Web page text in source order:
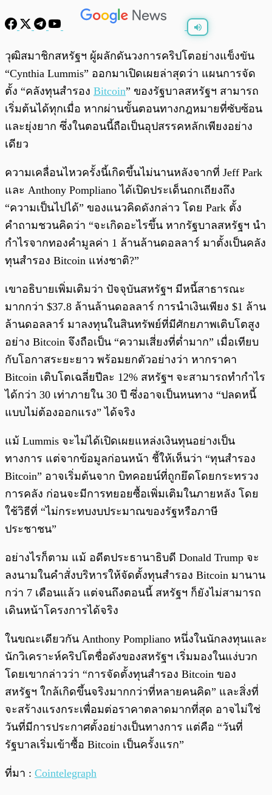
พร้อมเล่น 0:00 /0:00
วุฒิสมาชิกสหรัฐฯ ผู้ผลักดันวงการคริปโตอย่างแข็งขัน
“Cynthia Lummis” ออกมาเปิดเผยล่าสุดว่า แผนการจัด
ตั้ง “คลังทุนสำรอง Bitcoin” ของรัฐบาลสหรัฐฯ สามารถ
เริ่มต้นได้ทุกเมื่อ หากผ่านขั้นตอนทางกฎหมายที่ซับซ้อน
และยุ่งยาก ซึ่งในตอนนี้ถือเป็นอุปสรรคหลักเพียงอย่าง
เดียว
ความเคลื่อนไหวครั้งนี้เกิดขึ้นไม่นานหลังจากที่ Jeff Park
และ Anthony Pompliano ได้เปิดประเด็นถกเถียงถึง
“ความเป็นไปได้” ของแนวคิดดังกล่าว โดย Park ตั้ง
คำถามชวนคิดว่า “จะเกิดอะไรขึ้น หากรัฐบาลสหรัฐฯ นำ
กำไรจากทองคำมูลค่า 1 ล้านล้านดอลลาร์ มาตั้งเป็นคลัง
ทุนสำรอง Bitcoin แห่งชาติ?”
เขาอธิบายเพิ่มเติมว่า ปัจจุบันสหรัฐฯ มีหนี้สาธารณะ
มากกว่า $37.8 ล้านล้านดอลลาร์ การนำเงินเพียง $1 ล้าน
ล้านดอลลาร์ มาลงทุนในสินทรัพย์ที่มีศักยภาพเติบโตสูง
อย่าง Bitcoin จึงถือเป็น “ความเสี่ยงที่ต่ำมาก” เมื่อเทียบ
กับโอกาสระยะยาว พร้อมยกตัวอย่างว่า หากราคา
Bitcoin เติบโตเฉลี่ยปีละ 12% สหรัฐฯ จะสามารถทำกำไร
ได้กว่า 30 เท่าภายใน 30 ปี ซึ่งอาจเป็นหนทาง “ปลดหนี้
แบบไม่ต้องออกแรง” ได้จริง
แม้ Lummis จะไม่ได้เปิดเผยแหล่งเงินทุนอย่างเป็น
ทางการ แต่จากข้อมูลก่อนหน้า ชี้ให้เห็นว่า “ทุนสำรอง
Bitcoin” อาจเริ่มต้นจาก บิทคอยน์ที่ถูกยึดโดยกระทรวง
การคลัง ก่อนจะมีการทยอยซื้อเพิ่มเติมในภายหลัง โดย
ใช้วิธีที่ “ไม่กระทบงบประมาณของรัฐหรือภาษี
ประชาชน”
อย่างไรก็ตาม แม้ อดีตประธานาธิบดี Donald Trump จะ
ลงนามในคำสั่งบริหารให้จัดตั้งทุนสำรอง Bitcoin มานาน
กว่า 7 เดือนแล้ว แต่จนถึงตอนนี้ สหรัฐฯ ก็ยังไม่สามารถ
เดินหน้าโครงการได้จริง
ในขณะเดียวกัน Anthony Pompliano หนึ่งในนักลงทุนและ
นักวิเคราะห์คริปโตชื่อดังของสหรัฐฯ เริ่มมองในแง่บวก
โดยเขากล่าวว่า “การจัดตั้งทุนสำรอง Bitcoin ของ
สหรัฐฯ ใกล้เกิดขึ้นจริงมากกว่าที่หลายคนคิด” และสิ่งที่
จะสร้างแรงกระเพื่อมต่อราคาตลาดมากที่สุด อาจไม่ใช่
วันที่มีการประกาศตั้งอย่างเป็นทางการ แต่คือ “วันที่
รัฐบาลเริ่มเข้าซื้อ Bitcoin เป็นครั้งแรก”
ที่มา : Cointelegraph